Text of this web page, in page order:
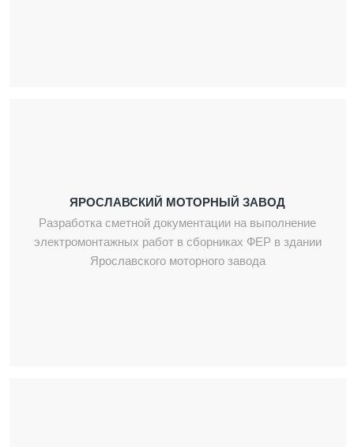
ЯРОСЛАВСКИЙ МОТОРНЫЙ ЗАВОД
Разработка сметной документации на выполнение
электромонтажных работ в сборниках ФЕР в здании
Ярославского моторного завода